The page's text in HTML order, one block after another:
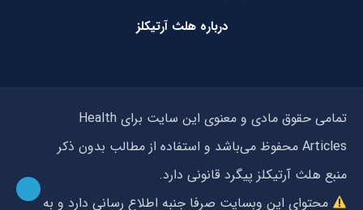
درباره هلث آرتیکلز
تمامی حقوق مادی و معنوی این سایت برای Health
Articles محفوظ می‌باشد و استفاده از مطالب بدون ذکر
منبع هلث آرتیکلز پیگرد قانونی دارد.
محتوای این وبسایت صرفا جنبه اطلاع رسانی دارد و به